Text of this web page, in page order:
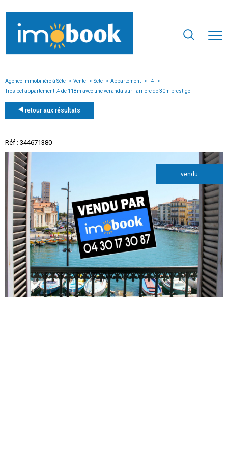
Agence immobilière à Sète Vente Sete Appartement
T4
Tres bel appartement t4 de 118m avec une veranda sur l arriere de 30m prestige
retour aux résultats
Réf : 344671380
vendu